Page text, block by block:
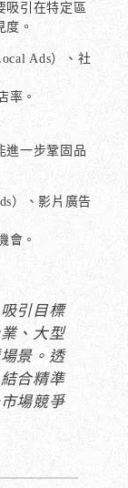
吸引在特定區
。
Ads）、社
率。
進一步鞏固品
）、影片廣告
會。
引目標
、大型
景。透
合精準
場競爭